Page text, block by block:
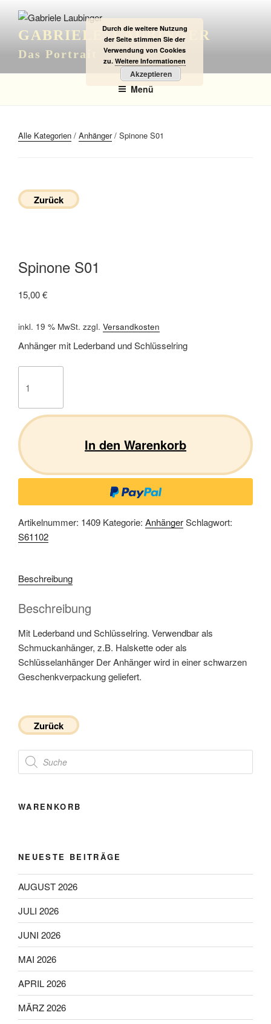
Inhalt
springenGABRIELE LAUBINGER
Das Portrait
Menü
Alle Kategorien / Anhänger/ Spinone S01
Zurück
Spinone S01
15,00€
inkl. 19 % MwSt. zzgl. Versandkosten
Anhänger mit Lederband und Schlüsselring
S01
In den Warenkorb
Artikelnummer: 1409 Kategorie: AnhängerSchlagwort:
S61102
Beschreibung
Beschreibung
Mit Lederband und Schlüsselring. Verwendbar als
Schmuckanhänger, z.B. Halskette oder als
Schlüsselanhänger Der Anhänger wird in einer schwarzen
Geschenkverpackung geliefert.
Zurück
Products
search
WARENKORB
NEUESTE BEITRÄGE
AUGUST 2026
JULI 2026
JUNI 2026
MAI 2026
APRIL 2026
MÄRZ 2026
Durch die weitere Nutzung
der Seite stimmen Sie der
Verwendung von Cookies
zu. Weitere Informationen
Akzeptieren